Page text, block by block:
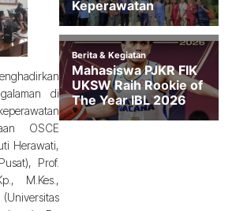
di
OSCE
Herawati,
Prof.
M.Kes.,